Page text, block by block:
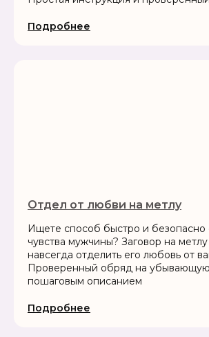
Подробнее
Отдел от любви на метлу
Ищете способ быстро и безопасно
чувства мужчины? Заговор на
навсегда отделить его любовь от
Проверенный обряд на
пошаговым описанием
Подробнее